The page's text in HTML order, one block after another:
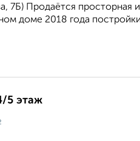
7Б) Продаётся просторная и
доме 2018 года
5 этаж